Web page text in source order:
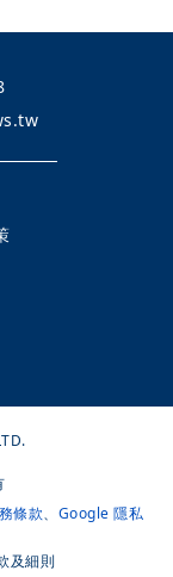
條款、 Google 隱私
及細則